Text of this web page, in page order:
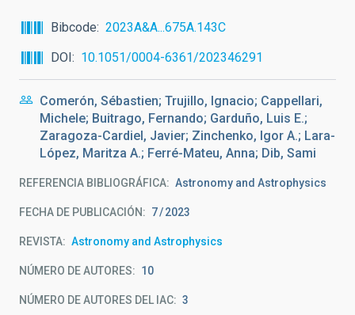
Bibcode
2023A&A...675A.143C
DOI
10.1051/0004-6361/202346291
Comerón, Sébastien; Trujillo, Ignacio; Cappellari,
Michele; Buitrago, Fernando; Garduño, Luis E.;
Zaragoza-Cardiel, Javier; Zinchenko, Igor A.; Lara-
López, Maritza A.; Ferré-Mateu, Anna; Dib, Sami
REFERENCIA BIBLIOGRÁFICA Astronomy and Astrophysics
FECHA DE PUBLICACIÓN: 7 2023
REVISTA Astronomy and Astrophysics
NÚMERO DE AUTORES 10
NÚMERO DE AUTORES DEL IAC 3